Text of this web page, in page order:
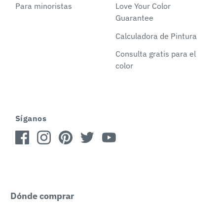
Para minoristas
Love Your Color
Guarantee
Calculadora de Pintura
Consulta gratis para el
color
Síganos
Dónde comprar